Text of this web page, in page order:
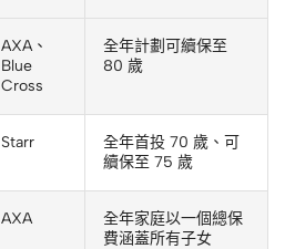
AXA、
Blue
Cross
全年計劃可續保至
80 歲
Starr
全年首投 70 歲、可
續保至 75 歲
AXA
全年家庭以一個總保
費涵蓋所有子女